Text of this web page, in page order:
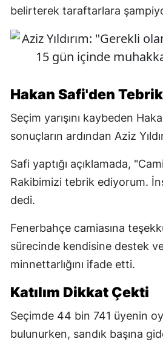
belirterek taraftarlara
Hakan Safi'den
Seçim yarışını kaybeden
sonuçların ardından Aziz
Safi yaptığı açıklamada,
Rakibimizi tebrik ediyorum.
dedi.
Fenerbahçe camiasına
sürecinde kendisine destek
minnettarlığını ifade etti.
Katılım Dikkat Çekti
Seçimde 44 bin 741 üyenin
bulunurken, sandık başına